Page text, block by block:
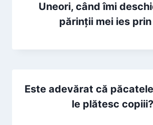
Uneori, când îmi
părinţii mei ies prin
Este adevărat că
le plătesc copiii?